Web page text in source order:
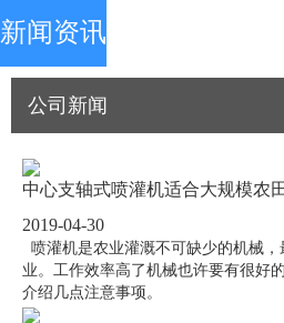
新闻资讯
公司新闻
中心支轴式喷灌机适合大规模农
2019-04-30
喷灌机是农业灌溉不可缺少的机械
业。工作效率高了机械也许要有很好
介绍几点注意事项。